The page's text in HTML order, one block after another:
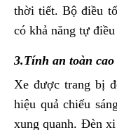
thời tiết. Bộ điều
có khả năng tự
3.Tính an toàn cao
Xe được trang bị
hiệu quả chiếu
xung quanh. Đèn